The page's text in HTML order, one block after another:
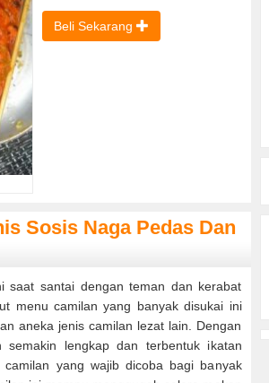
Beli Sekarang
Sosis Naga Pedas Dan
saat santai dengan teman dan kerabat
menu camilan yang banyak disukai ini
aneka jenis camilan lezat lain. Dengan
lengkap dan terbentuk ikatan
yang wajib dicoba bagi banyak